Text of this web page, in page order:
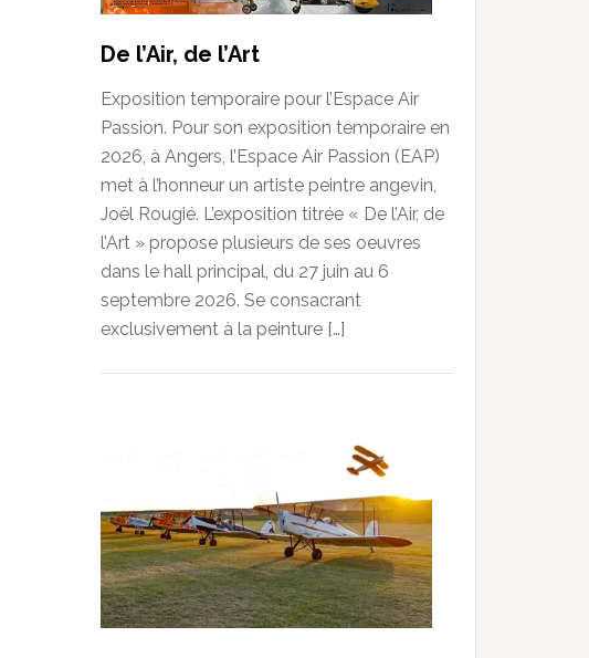
De l’Air, de l’Art
Exposition temporaire pour l’Espace Air
Passion. Pour son exposition temporaire en
2026, à Angers, l’Espace Air Passion (EAP)
met à l’honneur un artiste peintre angevin,
Joël Rougié. L’exposition titrée « De l’Air, de
l’Art » propose plusieurs de ses oeuvres
dans le hall principal, du 27 juin au 6
septembre 2026. Se consacrant
exclusivement à la peinture […]